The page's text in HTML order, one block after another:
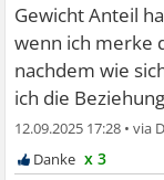
Gewicht Anteil
wenn ich merke
nachdem wie
ich die
12.09.2025 17:28 •
x 3